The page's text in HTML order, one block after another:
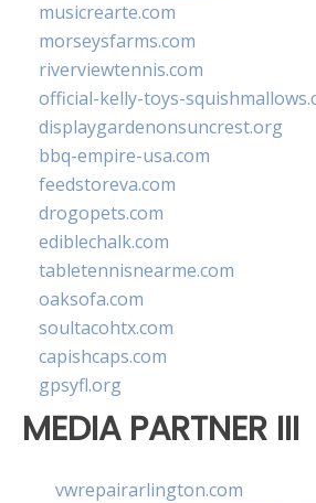
musicrearte.com
morseysfarms.com
riverviewtennis.com
official-kelly-toys-
displaygardenonsuncrest.org
bbq-empire-usa.com
feedstoreva.com
drogopets.com
ediblechalk.com
tabletennisnearme.com
oaksofa.com
soultacohtx.com
capishcaps.com
gpsyfl.org
MEDIA PARTNER III
vwrepairarlington.com